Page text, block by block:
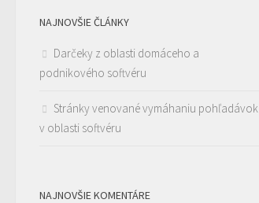
NAJNOVŠIE ČLÁNKY
Darčeky z oblasti domáceho a
podnikového softvéru
Stránky venované vymáhaniu pohľadávok
v oblasti softvéru
NAJNOVŠIE KOMENTÁRE